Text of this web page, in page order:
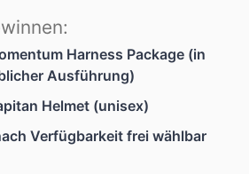
Harness Package (in
Ausführung)
Helmet (unisex)
Verfügbarkeit frei wählbar